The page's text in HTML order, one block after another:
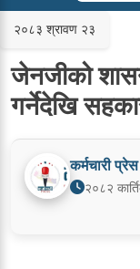
२०८३ श्रावण २३
जेनजीको
गर्नेदेखि
कर्मचारी प्रेस
२०८२